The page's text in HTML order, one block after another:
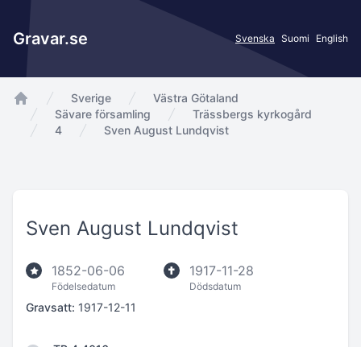
Gravar.se Svenska Suomi English
app.Start
Sverige
Västra Götaland
Sävare församling
Trässbergs kyrkogård
4
Sven August Lundqvist
Sven August Lundqvist
1852-06-06
Födelsedatum
1917-11-28
Dödsdatum
Gravsatt: 1917-12-11